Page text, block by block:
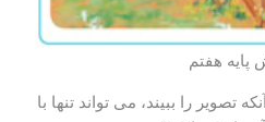
پایه هفتم
تصویر را ببیند، می تواند تنها با